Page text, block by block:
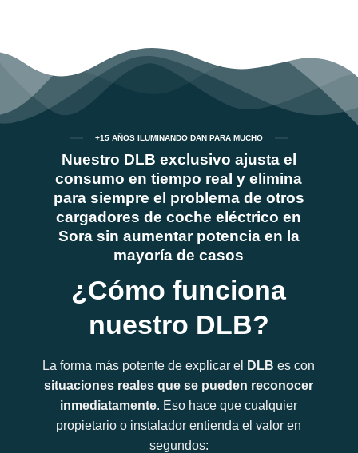
+15 AÑOS ILUMINANDO DAN PARA MUCHO
Nuestro DLB exclusivo ajusta el
consumo en tiempo real y elimina
para siempre el problema de otros
cargadores de coche eléctrico en
Sora sin aumentar potencia en la
mayoría de casos
¿Cómo funciona
nuestro DLB?
La forma más potente de explicar el DLB es con
situaciones reales que se pueden reconocer
inmediatamente. Eso hace que cualquier
propietario o instalador entienda el valor en
segundos: